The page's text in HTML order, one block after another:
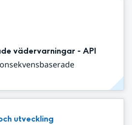
vädervarningar - API
utveckling